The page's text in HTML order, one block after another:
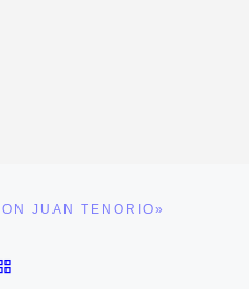
JUAN TENORIO»